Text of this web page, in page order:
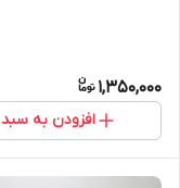
1,350,000
افزودن به سبد